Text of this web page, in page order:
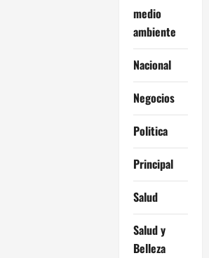
medio
ambiente
Nacional
Negocios
Politica
Principal
Salud
Salud y
Belleza